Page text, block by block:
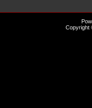
Copyright